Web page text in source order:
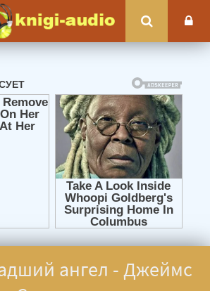
ангел - Джеймс